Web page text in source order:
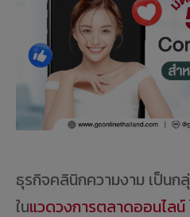
ธุรกิจคลินิกความงาม เป็นก
ในแวดวงการตลาดออนไลน์